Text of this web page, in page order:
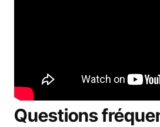
Questions